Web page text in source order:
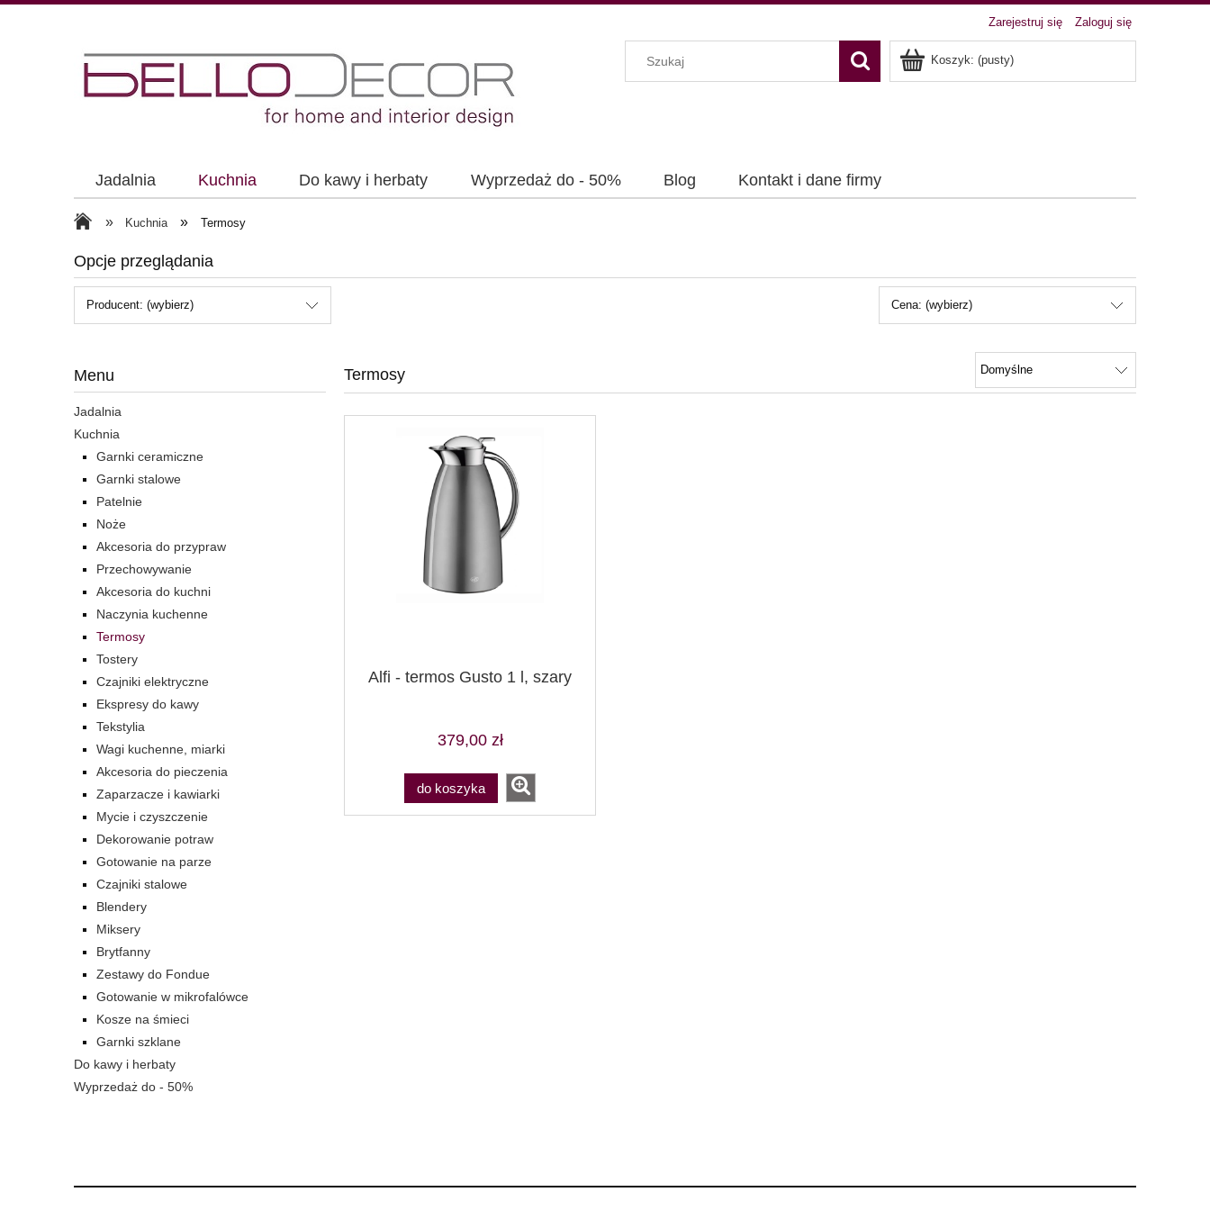
Zarejestruj się Zaloguj się
Koszyk: (pusty)
Jadalnia Kuchnia Do kawy i herbaty Wyprzedaż do - 50% Blog Kontakt i dane firmy
» Kuchnia » Termosy
Opcje przeglądania
Producent: (wybierz) Cena: (wybierz)
Menu
Jadalnia
Kuchnia
Garnki ceramiczne
Garnki stalowe
Patelnie
Noże
Akcesoria do przypraw
Przechowywanie
Akcesoria do kuchni
Naczynia kuchenne
Termosy
Tostery
Czajniki elektryczne
Ekspresy do kawy
Tekstylia
Wagi kuchenne, miarki
Akcesoria do pieczenia
Zaparzacze i kawiarki
Mycie i czyszczenie
Dekorowanie potraw
Gotowanie na parze
Czajniki stalowe
Blendery
Miksery
Brytfanny
Zestawy do Fondue
Gotowanie w mikrofalówce
Kosze na śmieci
Garnki szklane
Do kawy i herbaty
Wyprzedaż do - 50%
Termosy
Alfi - termos Gusto 1 l, szary
379,00 zł
do koszyka